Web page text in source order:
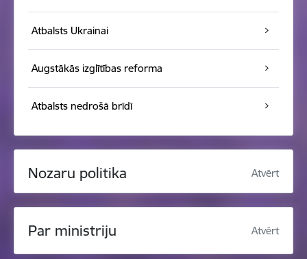
Atbalsts Ukrainai
Augstākās izglītības reforma
Atbalsts nedrošā brīdī
Nozaru politika Atvērt
Par ministriju Atvērt